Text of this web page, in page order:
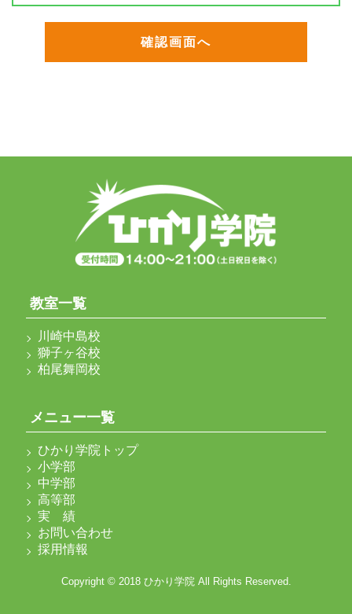
教室一覧
川崎中島校
獅子ヶ谷校
柏尾舞岡校
メニュー一覧
ひかり学院トップ
小学部
中学部
高等部
実 績
お問い合わせ
採用情報
Copyright © 2018 ひかり学院 All Rights Reserved.